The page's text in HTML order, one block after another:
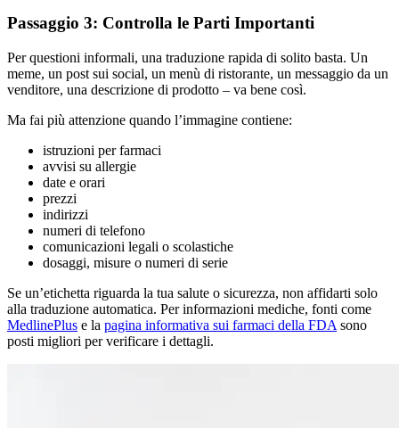
Passaggio 3: Controlla le Parti Importanti
Per questioni informali, una traduzione rapida di solito basta. Un
meme, un post sui social, un menù di ristorante, un messaggio da un
venditore, una descrizione di prodotto – va bene così.
Ma fai più attenzione quando l’immagine contiene:
istruzioni per farmaci
avvisi su allergie
date e orari
prezzi
indirizzi
numeri di telefono
comunicazioni legali o scolastiche
dosaggi, misure o numeri di serie
Se un’etichetta riguarda la tua salute o sicurezza, non affidarti solo
alla traduzione automatica. Per informazioni mediche, fonti come
MedlinePlus e la pagina informativa sui farmaci della FDA sono
posti migliori per verificare i dettagli.